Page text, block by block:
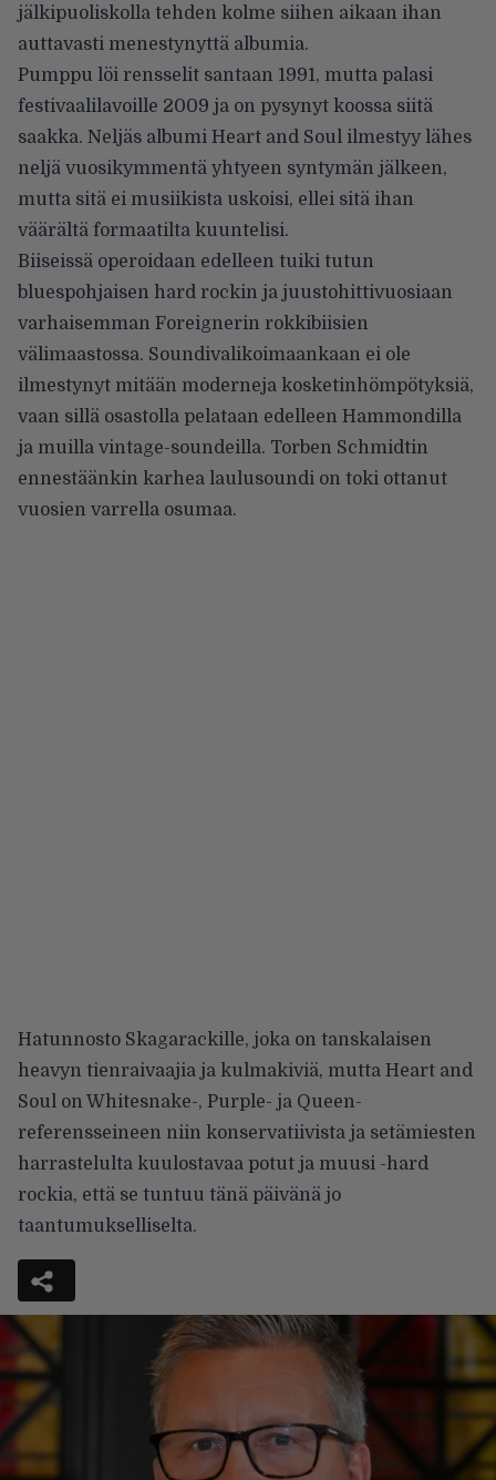
jälkipuoliskolla tehden kolme siihen aikaan ihan
auttavasti menestynyttä albumia.
Pumppu löi rensselit santaan 1991, mutta palasi
festivaalilavoille 2009 ja on pysynyt koossa siitä
saakka. Neljäs albumi Heart and Soul ilmestyy lähes
neljä vuosikymmentä yhtyeen syntymän jälkeen,
mutta sitä ei musiikista uskoisi, ellei sitä ihan
väärältä formaatilta kuuntelisi.
Biiseissä operoidaan edelleen tuiki tutun
bluespohjaisen hard rockin ja juustohittivuosiaan
varhaisemman Foreignerin rokkibiisien
välimaastossa. Soundivalikoimaankaan ei ole
ilmestynyt mitään moderneja kosketinhömpötyksiä,
vaan sillä osastolla pelataan edelleen Hammondilla
ja muilla vintage-soundeilla. Torben Schmidtin
ennestäänkin karhea laulusoundi on toki ottanut
vuosien varrella osumaa.
Hatunnosto Skagarackille, joka on tanskalaisen
heavyn tienraivaajia ja kulmakiviä, mutta Heart and
Soul on Whitesnake-, Purple- ja Queen-
referensseineen niin konservatiivista ja setämiesten
harrastelulta kuulostavaa potut ja muusi -hard
rockia, että se tuntuu tänä päivänä jo
taantumukselliselta.